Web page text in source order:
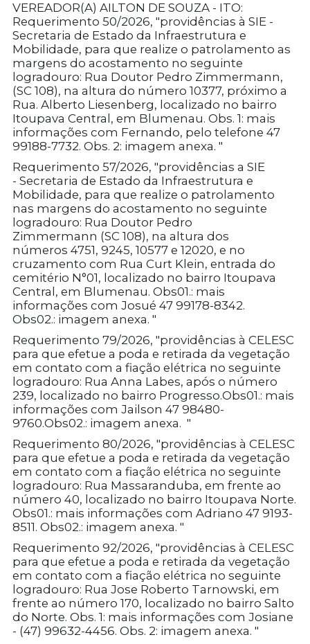
VEREADOR(A) AILTON DE SOUZA - ITO:
Requerimento 50/2026, "providências à SIE -
Secretaria de Estado da Infraestrutura e
Mobilidade, para que realize o patrolamento as
margens do acostamento no seguinte
logradouro: Rua Doutor Pedro Zimmermann,
(SC 108), na altura do número 10377, próximo a
Rua. Alberto Liesenberg, localizado no bairro
Itoupava Central, em Blumenau. Obs. 1: mais
informações com Fernando, pelo telefone 47
99188-7732. Obs. 2: imagem anexa. "
Requerimento 57/2026, "providências a SIE
- Secretaria de Estado da Infraestrutura e
Mobilidade, para que realize o patrolamento
nas margens do acostamento no seguinte
logradouro: Rua Doutor Pedro
Zimmermann (SC 108), na altura dos
números 4751, 9245, 10577 e 12020, e no
cruzamento com Rua Curt Klein, entrada do
cemitério N°01, localizado no bairro Itoupava
Central, em Blumenau. Obs01.: mais
informações com Josué 47 99178-8342.
Obs02.: imagem anexa. "
Requerimento 79/2026, "providências à CELESC
para que efetue a poda e retirada da vegetação
em contato com a fiação elétrica no seguinte
logradouro: Rua Anna Labes, após o número
239, localizado no bairro Progresso.Obs01.: mais
informações com Jailson 47 98480-
9760.Obs02.: imagem anexa. "
Requerimento 80/2026, "providências à CELESC
para que efetue a poda e retirada da vegetação
em contato com a fiação elétrica no seguinte
logradouro: Rua Massaranduba, em frente ao
número 40, localizado no bairro Itoupava Norte.
Obs01.: mais informações com Adriano 47 9193-
8511. Obs02.: imagem anexa. "
Requerimento 92/2026, "providências à CELESC
para que efetue a poda e retirada da vegetação
em contato com a fiação elétrica no seguinte
logradouro: Rua Jose Roberto Tarnowski, em
frente ao número 170, localizado no bairro Salto
do Norte. Obs. 1: mais informações com Josiane
- (47) 99632-4456. Obs. 2: imagem anexa. "